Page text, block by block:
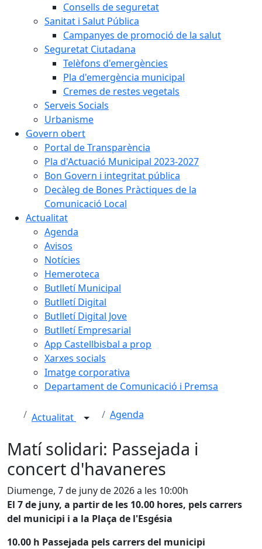
Consells de seguretat
Sanitat i Salut Pública
Campanyes de promoció de la salut
Seguretat Ciutadana
Telèfons d'emergències
Pla d'emergència municipal
Cremes de restes vegetals
Serveis Socials
Urbanisme
Govern obert
Portal de Transparència
Pla d'Actuació Municipal 2023-2027
Bon Govern i integritat pública
Decàleg de Bones Pràctiques de la
Comunicació Local
Actualitat
Agenda
Avisos
Notícies
Hemeroteca
Butlletí Municipal
Butlletí Digital
Butlletí Digital Jove
Butlletí Empresarial
App Castellbisbal a prop
Xarxes socials
Imatge corporativa
Departament de Comunicació i Premsa
Actualitat Agenda
Matí solidari: Passejada i
concert d'havaneres
Diumenge, 7 de juny de 2026 a les 10:00h
El 7 de juny, a partir de les 10.00 hores, pels carrers
del municipi i a la Plaça de l'Esgésia
10.00 h Passejada pels carrers del municipi